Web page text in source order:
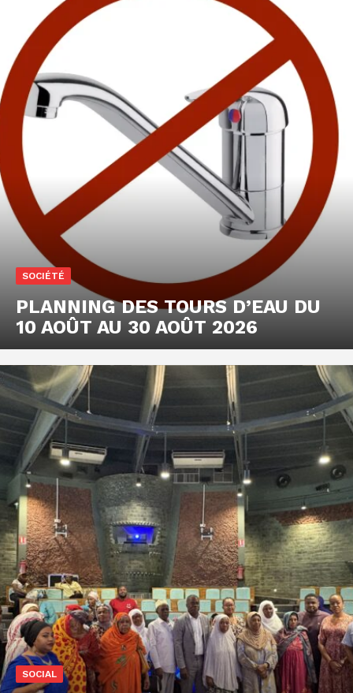
SOCIÉTÉ
PLANNING DES TOURS D’EAU DU
10 AOÛT AU 30 AOÛT 2026
SOCIAL